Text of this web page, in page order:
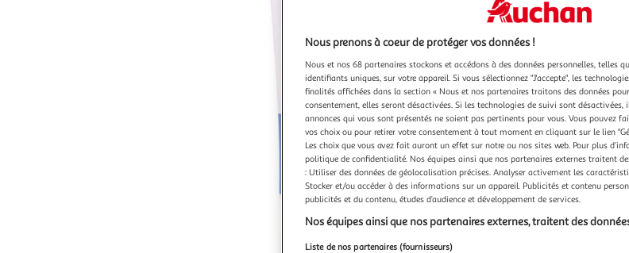
Nous prenons à coeur de protéger vos données !
Nous et nos 68 partenaires stockons et accédons à des données personnelles, telles
identifiants uniques, sur votre appareil. Si vous sélectionnez "J'accepte", les
finalités affichées dans la section « Nous et nos partenaires traitons des données
consentement, elles seront désactivées. Si les technologies de suivi sont
annonces qui vous sont présentés ne soient pas pertinents pour vous. Vous pouvez
vos choix ou pour retirer votre consentement à tout moment en cliquant sur le lien
Les choix que vous avez fait auront un effet sur notre ou nos sites web. Pour plus
politique de confidentialité. Nos équipes ainsi que nos partenaires externes traitent
: Utiliser des données de géolocalisation précises. Analyser activement les
Stocker et/ou accéder à des informations sur un appareil. Publicités et contenu
publicités et du contenu, études d’audience et développement de services.
Nos équipes ainsi que nos partenaires externes, traitent des
Liste de nos partenaires (fournisseurs)